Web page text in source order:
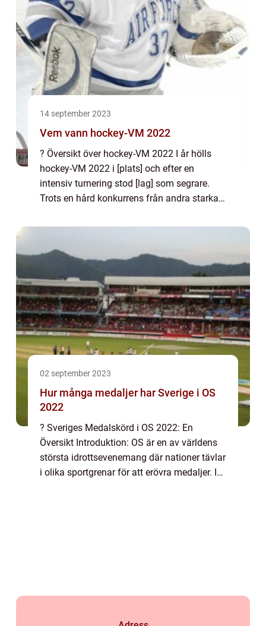
14 september 2023
Vem vann hockey-VM 2022
? Översikt över hockey-VM 2022 I år hölls
hockey-VM 2022 i [plats] och efter en
intensiv turnering stod [lag] som segrare.
Trots en hård konkurrens från andra starka
kunde lyfta pokalen som mästare av
02 september 2023
Hur många medaljer har Sverige i OS
2022
? Sveriges Medalskörd i OS 2022: En
Översikt Introduktion: OS är en av världens
största idrottsevenemang där nationer tävlar
i olika sportgrenar för att erövra medaljer. I